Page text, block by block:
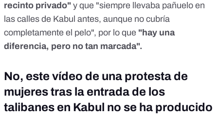
recinto privado" y que "siempre llevaba pañuelo en
las calles de Kabul antes, aunque no cubría
completamente el pelo", por lo que "hay una
diferencia, pero no tan marcada".
No, este vídeo de una protesta de
mujeres tras la entrada de los
talibanes en Kabul no se ha producido